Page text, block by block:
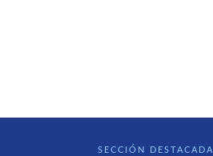
SECCIÓN DESTACADA